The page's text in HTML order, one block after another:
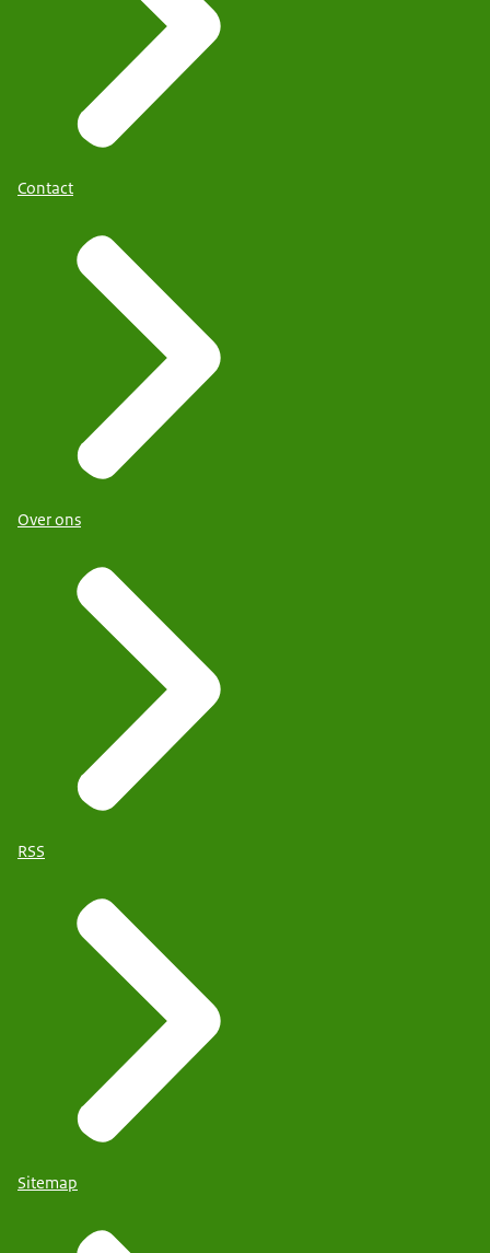
Contact
Over ons
RSS
Sitemap